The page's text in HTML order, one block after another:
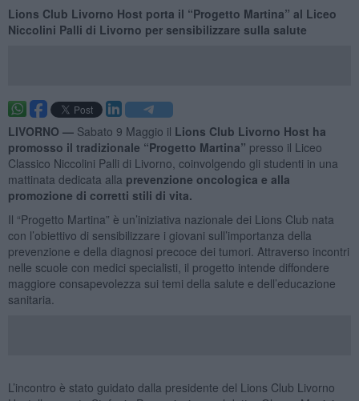
Lions Club Livorno Host porta il “Progetto Martina” al Liceo
Niccolini Palli di Livorno per sensibilizzare sulla salute
LIVORNO — Sabato 9 Maggio il Lions Club Livorno Host ha
promosso il tradizionale “Progetto Martina” presso il Liceo
Classico Niccolini Palli di Livorno, coinvolgendo gli studenti in una
mattinata dedicata alla prevenzione oncologica e alla
promozione di corretti stili di vita.
Il “Progetto Martina” è un’iniziativa nazionale dei Lions Club nata
con l’obiettivo di sensibilizzare i giovani sull’importanza della
prevenzione e della diagnosi precoce dei tumori. Attraverso incontri
nelle scuole con medici specialisti, il progetto intende diffondere
maggiore consapevolezza sui temi della salute e dell’educazione
sanitaria.
L’incontro è stato guidato dalla presidente del Lions Club Livorno